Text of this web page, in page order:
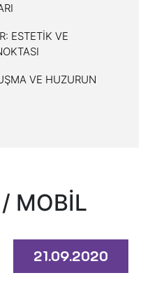
ESTETİK VE
VE HUZURUN
MOBİL
21.09.2020